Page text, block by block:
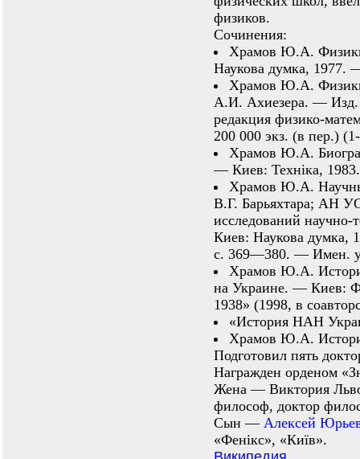
физиков.
Сочинения:
Храмов Ю.А.
Наукова думка, 1977.
Храмов Ю.А.
А.И. Ахиезера. — Изд.
редакция физико-
200 000 экз. (в пер.)
Храмов Ю.А.
— Киев: Техніка,
Храмов Ю.А.
В.Г. Барьяхтара; АН
исследований
Киев: Наукова думка,
с. 369—380. — Имен.
Храмов Ю.А.
на Украине. — Киев:
1938» (1998, в
«История НАН
Храмов Ю.А.
Подготовил пять
Награжден орденом
Жена — Виктория
философ, доктор
Сын — Алексей
«Фенікс», «Київ».